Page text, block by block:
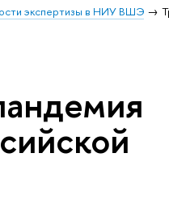
экспертизы в НИУ ВШЭ